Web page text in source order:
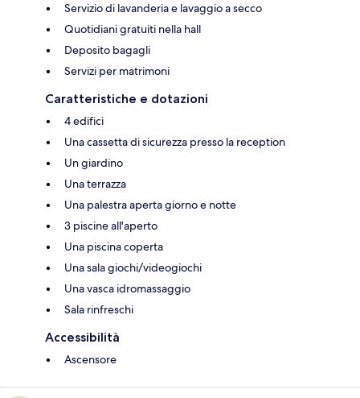
Servizio di lavanderia e lavaggio a secco
Quotidiani gratuiti nella hall
Deposito bagagli
Servizi per matrimoni
Caratteristiche e dotazioni
4 edifici
Una cassetta di sicurezza presso la reception
Un giardino
Una terrazza
Una palestra aperta giorno e notte
3 piscine all'aperto
Una piscina coperta
Una sala giochi/videogiochi
Una vasca idromassaggio
Sala rinfreschi
Accessibilità
Ascensore